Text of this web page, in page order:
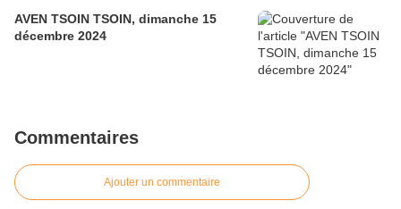
AVEN TSOIN TSOIN, dimanche 15
décembre 2024
Commentaires
Ajouter un commentaire